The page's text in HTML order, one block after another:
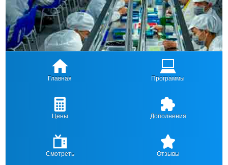
Главная Программы
Цены Дополнения
Смотреть Отзывы